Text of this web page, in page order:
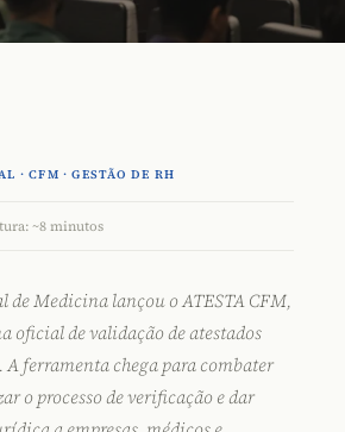
· CFM · GESTÃO DE RH
~8 minutos
de Medicina lançou oATESTA CFM,
oficial de validação de atestados
A ferramenta chega para combater
o processo de verificação e dar